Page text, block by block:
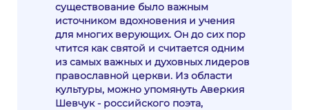
существование было важным
источником вдохновения и учения
для многих верующих. Он до сих пор
чтится как святой и считается одним
из самых важных и духовных лидеров
православной церкви. Из области
культуры, можно упомянуть Аверкия
Шевчук - российского поэта,